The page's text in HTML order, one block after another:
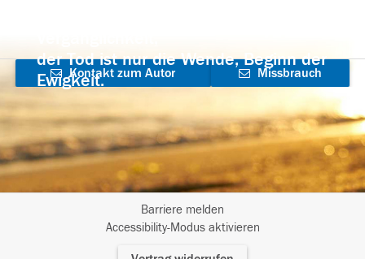
der Tod ist nur die Wende, Beginn der
Ewigkeit.
Kontakt zum Autor
aufnehmen
Missbrauch
Barriere melden
Accessibility-Modus aktivieren